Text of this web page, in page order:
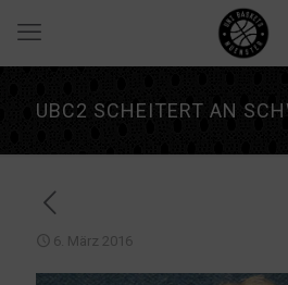
UBC2 SCHEITERT AN
6. März 2016